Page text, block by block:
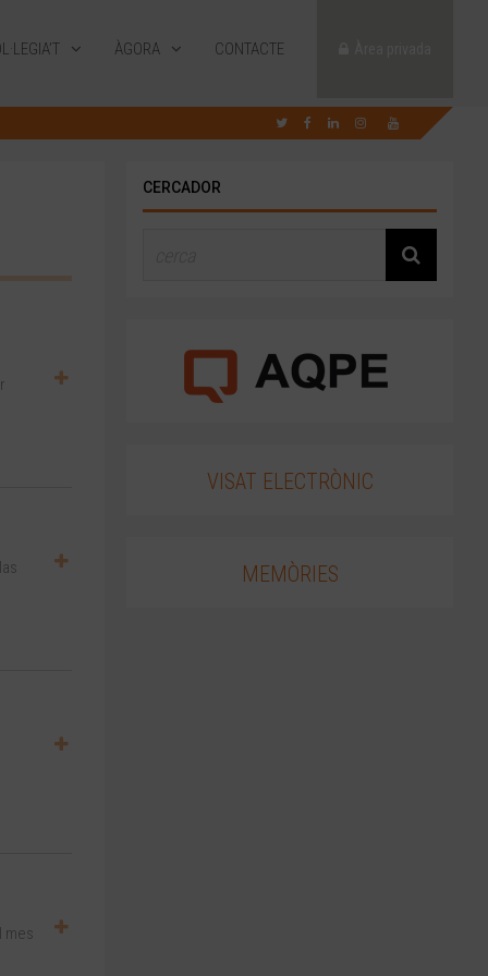
ÀGORA CONTACTE
mes
CERCADOR
VISAT ELECTRÒNIC
MEMÒRIES